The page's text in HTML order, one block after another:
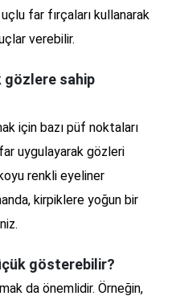
far fırçaları kullanarak
verebilir.
gözlere sahip
için bazı püf noktaları
uygulayarak gözleri
renkli eyeliner
kirpiklere yoğun bir
gösterebilir?
da önemlidir. Örneğin,